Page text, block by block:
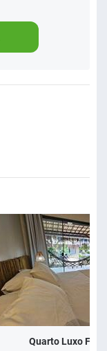
Quarto Luxo